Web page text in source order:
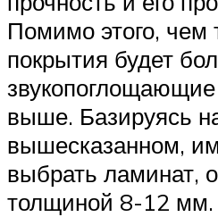
Помимо этого, чем
покрытия будет
звукопоглощающие
выше. Базируясь
вышесказанном,
выбрать ламинат,
толщиной 8-12 мм.